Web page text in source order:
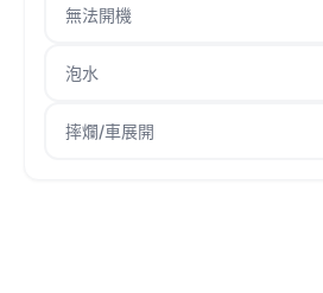
無法開機
泡水
摔爛/車展開